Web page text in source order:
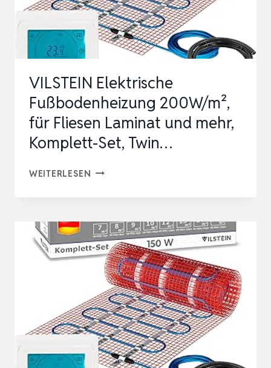
AMINA…
VILSTEIN Elektrische
Fußbodenheizung 200W/m²,
für Fliesen Laminat und mehr,
Komplett-Set, Twin…
WEITERLESEN VILSTEIN
00W/M², F
ÜR F
LIESEN L
AMINAT U
ND M
EHR, K
OMPLETT-S
ET, T